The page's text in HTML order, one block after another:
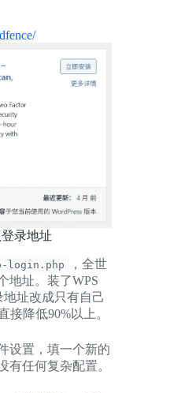
录地址
login.php
，全世
地址。装了WPS
址改成只有自己
降低90%以上。
设置，填一个新的
任何复杂配置。